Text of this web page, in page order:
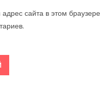
сайта в этом браузере